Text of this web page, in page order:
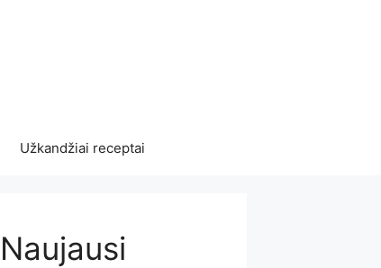
Užkandžiai receptai
Naujausi